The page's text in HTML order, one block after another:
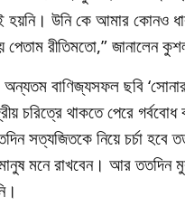
হয়নি। উনি কে আমার কোনও
রীতিমতো,” জানালেন
বাণিজ্যসফল ছবি
চরিত্রে থাকতে পেরে
সত্যজিতকে নিয়ে চর্চা হবে
মনে রাখবেন। আর ততদিন